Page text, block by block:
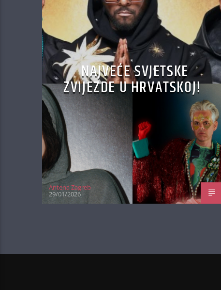
NAJVEĆE SVJETSKE
ZVIJEZDE U HRVATSKOJ!
Antena Zagreb
29/01/2026